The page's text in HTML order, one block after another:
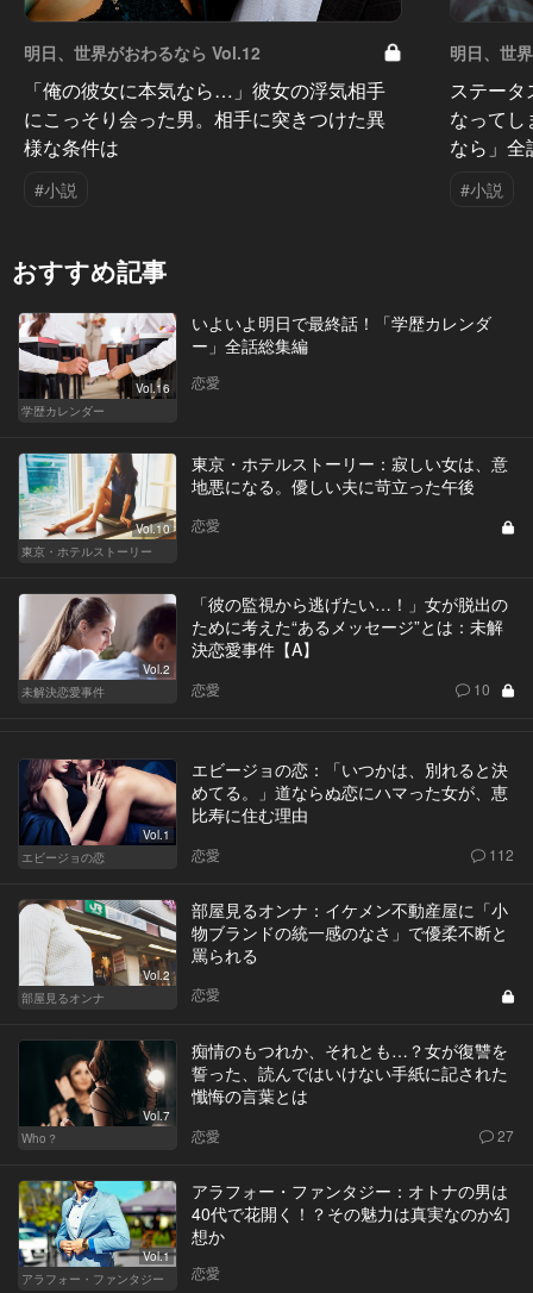
明日、世界がおわるなら Vol.12
「俺の彼女に本気なら…」彼女の浮気相手
にこっそり会った男。相手に突きつけた異
様な条件は
#小説
明日、世
ステー
なって
なら」全
#小説
おすすめ記事
Vol.16
学歴カレンダー
いよいよ明日で最終話！「学歴カレンダ
ー」全話総集編
恋愛
Vol.10
東京・ホテルストーリー
東京・ホテルストーリー：寂しい女は、意
地悪になる。優しい夫に苛立った午後
恋愛
Vol.2
未解決恋愛事件
「彼の監視から逃げたい…！」女が脱出の
ために考えた“あるメッセージ”とは：未解
決恋愛事件【A】
恋愛 10
Vol.1
エビージョの恋
エビージョの恋：「いつかは、別れると決
めてる。」道ならぬ恋にハマった女が、恵
比寿に住む理由
恋愛 112
Vol.2
部屋見るオンナ
部屋見るオンナ：イケメン不動産屋に「小
物ブランドの統一感のなさ」で優柔不断と
罵られる
恋愛
Vol.7
Who？
痴情のもつれか、それとも…？女が復讐を
誓った、読んではいけない手紙に記された
懺悔の言葉とは
恋愛 27
Vol.1
アラフォー・ファンタジー
アラフォー・ファンタジー：オトナの男は
40代で花開く！？その魅力は真実なのか幻
想か
恋愛